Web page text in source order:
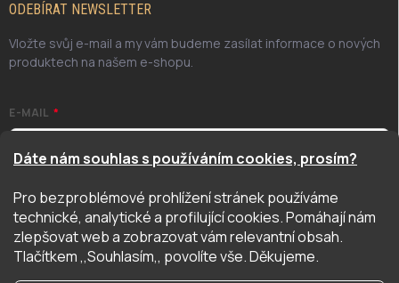
Dáte nám souhlas s používáním cookies, prosím?
Pro bezproblémové prohlížení stránek používáme
technické, analytické a profilující cookies. Pomáhají nám
zlepšovat web a zobrazovat vám relevantní obsah.
Tlačítkem ,,Souhlasím,, povolíte vše. Děkujeme.
ODEBÍRAT NEWSLETTER
Vložte svůj e-mail a my vám budeme zasílat informace o nových
produktech na našem e-shopu.
E-MAIL
Odesláním potvrzuji, že jsem se seznámil/a se zásadami
ochrany osobních údajů. Úplné znění naleznetezde
PŘIHLÁSIT SE